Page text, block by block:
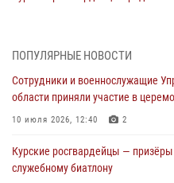
оздоровительных лагерях
05 августа 2026, 09:51
сбыта крупной партии наркотиков
04 августа 2026, 12:52
ПОПУЛЯРНЫЕ НОВОСТИ
Сотрудники и военнослужащие
области приняли участие в
10 июля 2026, 12:40 2
Курские росгвардейцы —
служебному биатлону